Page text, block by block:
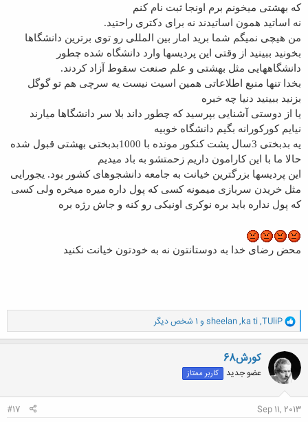
که بهشتی میخونم برم اونجا ثبت نام کنم
نه اساتید همون اساتیدند نه برای دکتری راحتید.
من هیچی نمیگم شما برید امار بین المللی رو توی برترین دانشگاها
بخونید ببینید از وقتی این پردیسها وارد دانشگاه شده چطور
دانشگاههایی مثل بهشتی و علم صنعت سقوط آزاد کردند.
بخدا تنها منبع اطلاعاتی همین اسیت نیست یه سرچی هم تو گوگل
بزنید ببینید دنیا چه خبره
یا از دوستی آشنایی بپرسید که چطور داند بلا سر دانشگاها میارند
نیایم کورکورانه بگیم دانشگاه خوبیه
یه بدبختی 3سال پشت کنکور مونده با 1000بدبختی بهشتی قبول شده
حالا ما با این کارامون داریم زحمتشو به باد میدیم
این پردیسها بزرگترین خیانت به جامعه دانشجوهای کشور بود. یجورایی
مثل خریدن سربازی میمونه کسی که پول داره میره میخره ولی کسی
که پول نداره باید بره نوکری اونیکی رو کنه و جاش رژه بره
محض رضای خدا به دوستانتون نه به خودتون خیانت نکنید
و
ا
ک
ن
ش
ه
ا
TUliP
,
ka ti
,
sheelan و 1 شخص دیگر
کورش68
عضو جدید کاربر ممتاز
Sep 11, 2013
#17